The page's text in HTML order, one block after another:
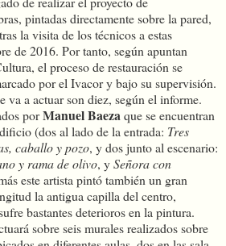
pintadas directamente sobre la pared,
la visita de los técnicos a estas
de 2016. Por tanto, según apuntan
el proceso de restauración se
por el Ivacor y bajo su supervisión.
va a actuar son diez, según el informe.
porManuel Baezaque se encuentran
(dos al lado de la entrada: Tres
caballo y pozo, y dos junto al escenario:
y rama de olivo, ySeñora con
este artista pintó también un gran
la antigua capilla del centro,
bastantes deterioros en la pintura.
sobre seis murales realizados sobre